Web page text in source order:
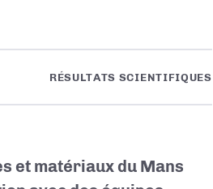
RÉSULTATS SCIENTIFIQUES
et matériaux du Mans